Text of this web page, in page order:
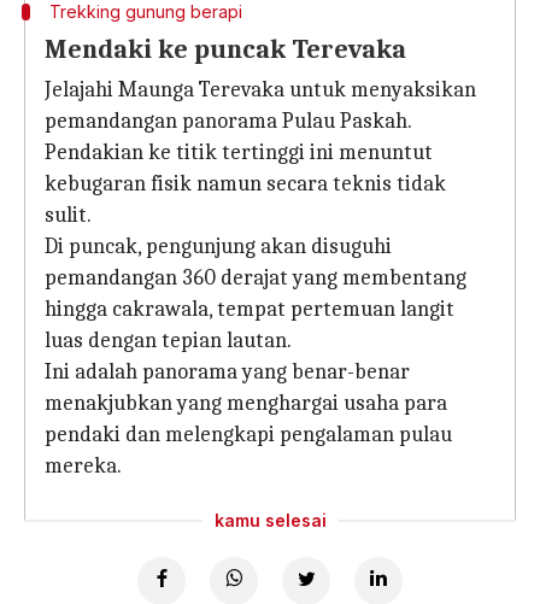
Trekking gunung berapi
Mendaki ke puncak Terevaka
Jelajahi Maunga Terevaka untuk menyaksikan
pemandangan panorama Pulau Paskah.
Pendakian ke titik tertinggi ini menuntut
kebugaran fisik namun secara teknis tidak
sulit.
Di puncak, pengunjung akan disuguhi
pemandangan 360 derajat yang membentang
hingga cakrawala, tempat pertemuan langit
luas dengan tepian lautan.
Ini adalah panorama yang benar-benar
menakjubkan yang menghargai usaha para
pendaki dan melengkapi pengalaman pulau
mereka.
kamu selesai